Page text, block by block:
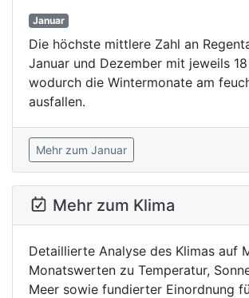
Januar
Die höchste mittlere Zahl an
Januar und Dezember mit jeweils
wodurch die Wintermonate am
ausfallen.
Mehr zum Januar
Mehr zum Klima
Detaillierte Analyse des Klimas auf
Monatswerten zu Temperatur,
Meer sowie fundierter Einordnung